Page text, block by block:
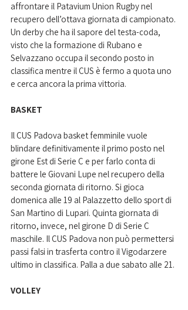
affrontare il Patavium Union Rugby nel
recupero dell’ottava giornata di campionato.
Un derby che ha il sapore del testa-coda,
visto che la formazione di Rubano e
Selvazzano occupa il secondo posto in
classifica mentre il CUS è fermo a quota uno
e cerca ancora la prima vittoria.
BASKET
Il CUS Padova basket femminile vuole
blindare definitivamente il primo posto nel
girone Est di Serie C e per farlo conta di
battere le Giovani Lupe nel recupero della
seconda giornata di ritorno. Si gioca
domenica alle 19 al Palazzetto dello sport di
San Martino di Lupari. Quinta giornata di
ritorno, invece, nel girone D di Serie C
maschile. Il CUS Padova non può permettersi
passi falsi in trasferta contro il Vigodarzere
ultimo in classifica. Palla a due sabato alle 21.
VOLLEY